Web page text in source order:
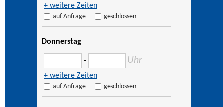
+ weitere Zeiten
auf Anfrage geschlossen
Donnerstag
– Uhr
+ weitere Zeiten
auf Anfrage geschlossen